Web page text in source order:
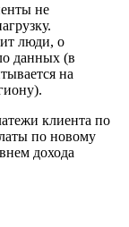
не
люди, о
данных (в
на
клиента по
по новому
дохода